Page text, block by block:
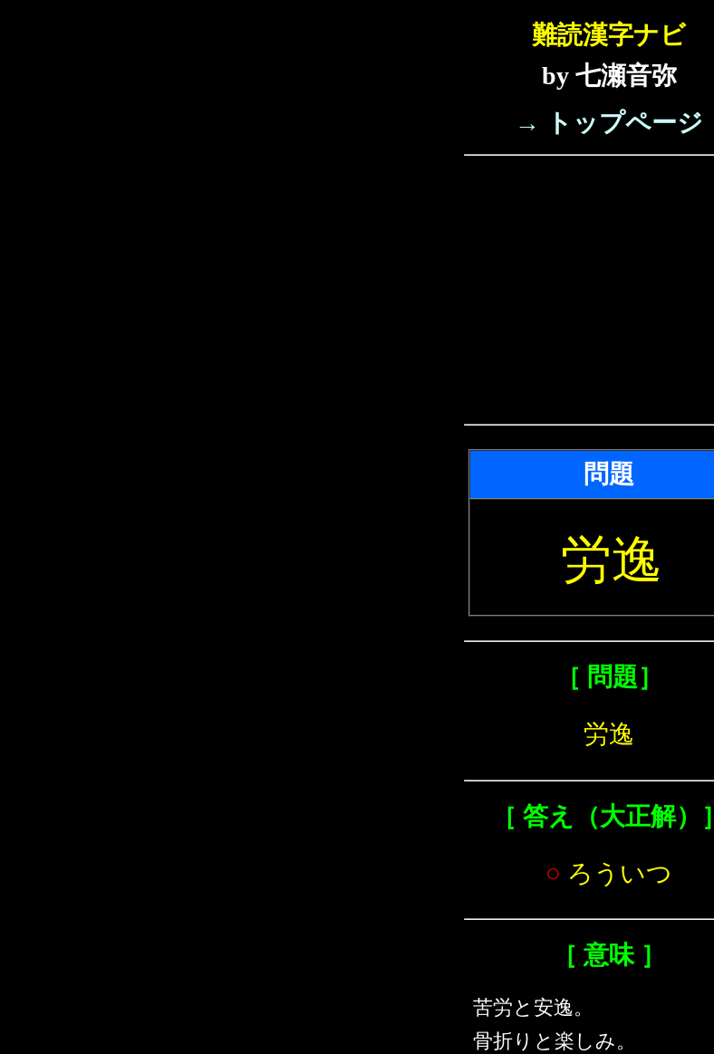
難読漢字ナビ
by 七瀬音弥
→ トップページ
問題
労逸
［ 問題］
労逸
［ 答え（大正解）］
○ ろういつ
［ 意味 ］
苦労と安逸。
骨折りと楽しみ。